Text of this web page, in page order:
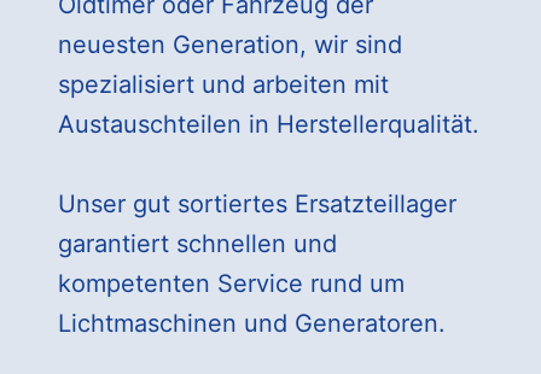
neuesten Generation, wir sind
spezialisiert und arbeiten mit
Austauschteilen in Herstellerqualität.
Unser gut sortiertes Ersatzteillager
garantiert schnellen und
kompetenten Service rund um
Lichtmaschinen und Generatoren.